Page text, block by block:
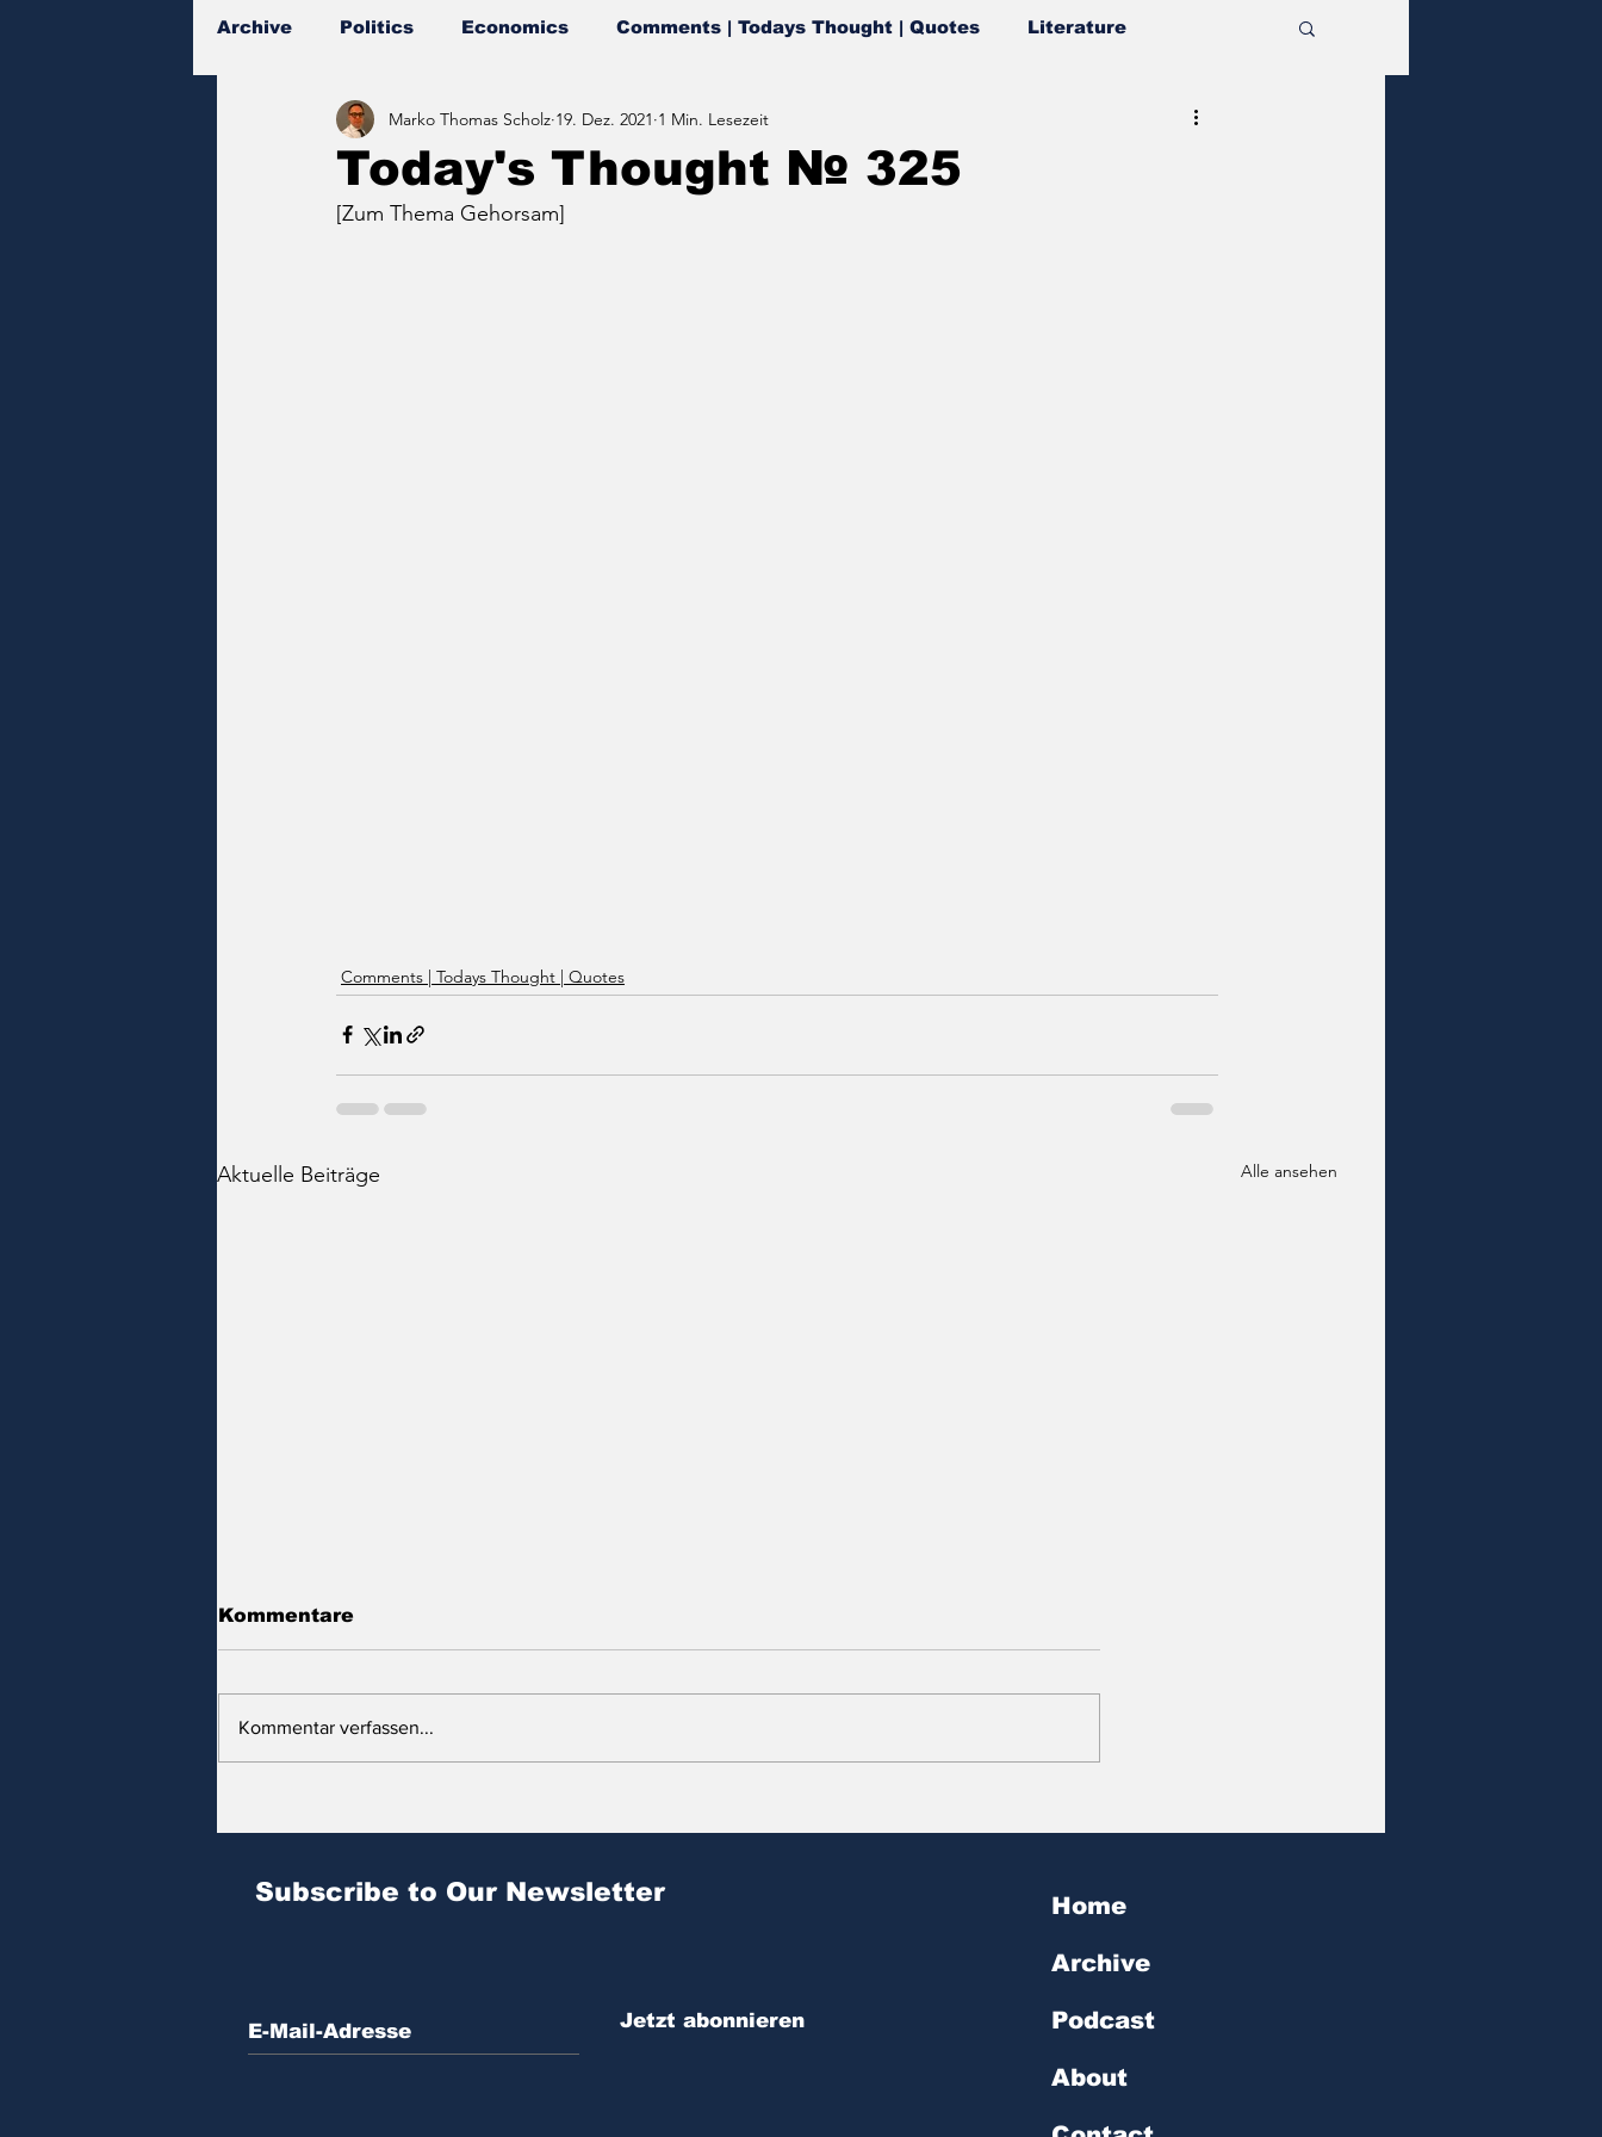
Archive Politics Economics Comments | Todays Thought | Quotes Literature
Documents
Today's Thought № 325
Marko Thomas Scholz 19. Dez. 2021 1 Min. Lesezeit
[Zum Thema Gehorsam]
Comments | Todays Thought | Quotes
Aktuelle Beiträge Alle ansehen
Kommentare
Kommentar verfassen...
Subscribe to Our Newsletter
Jetzt abonnieren
Home
Archive
Podcast
About